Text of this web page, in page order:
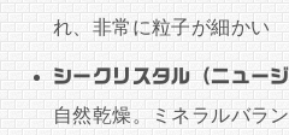
れ、非常に粒子が細かい
シークリスタル（ニュージ
自然乾燥。ミネラルバラ